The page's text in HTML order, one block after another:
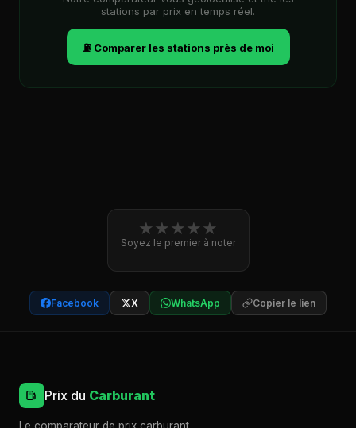
stations par prix en temps réel.
⛽ Comparer les stations près de moi
★★★★★
Soyez le premier à noter
Facebook X WhatsApp Copier le lien
Prix du Carburant